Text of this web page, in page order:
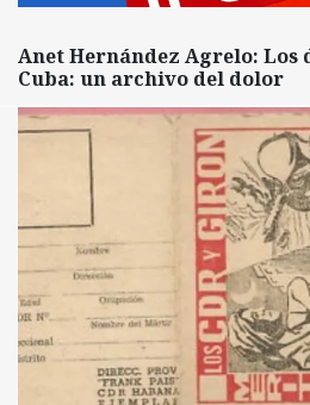
Anet Hernández Agrelo: Los
Cuba: un archivo del dolor